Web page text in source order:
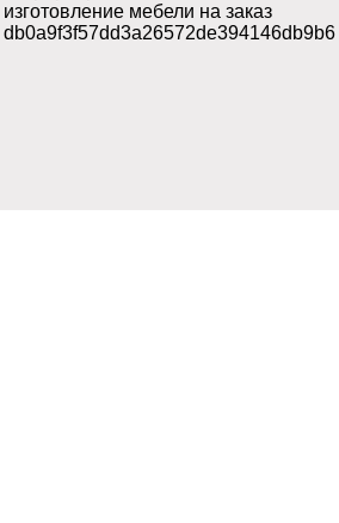
изготовление мебели на заказ
db0a9f3f57dd3a26572de394146db9b6